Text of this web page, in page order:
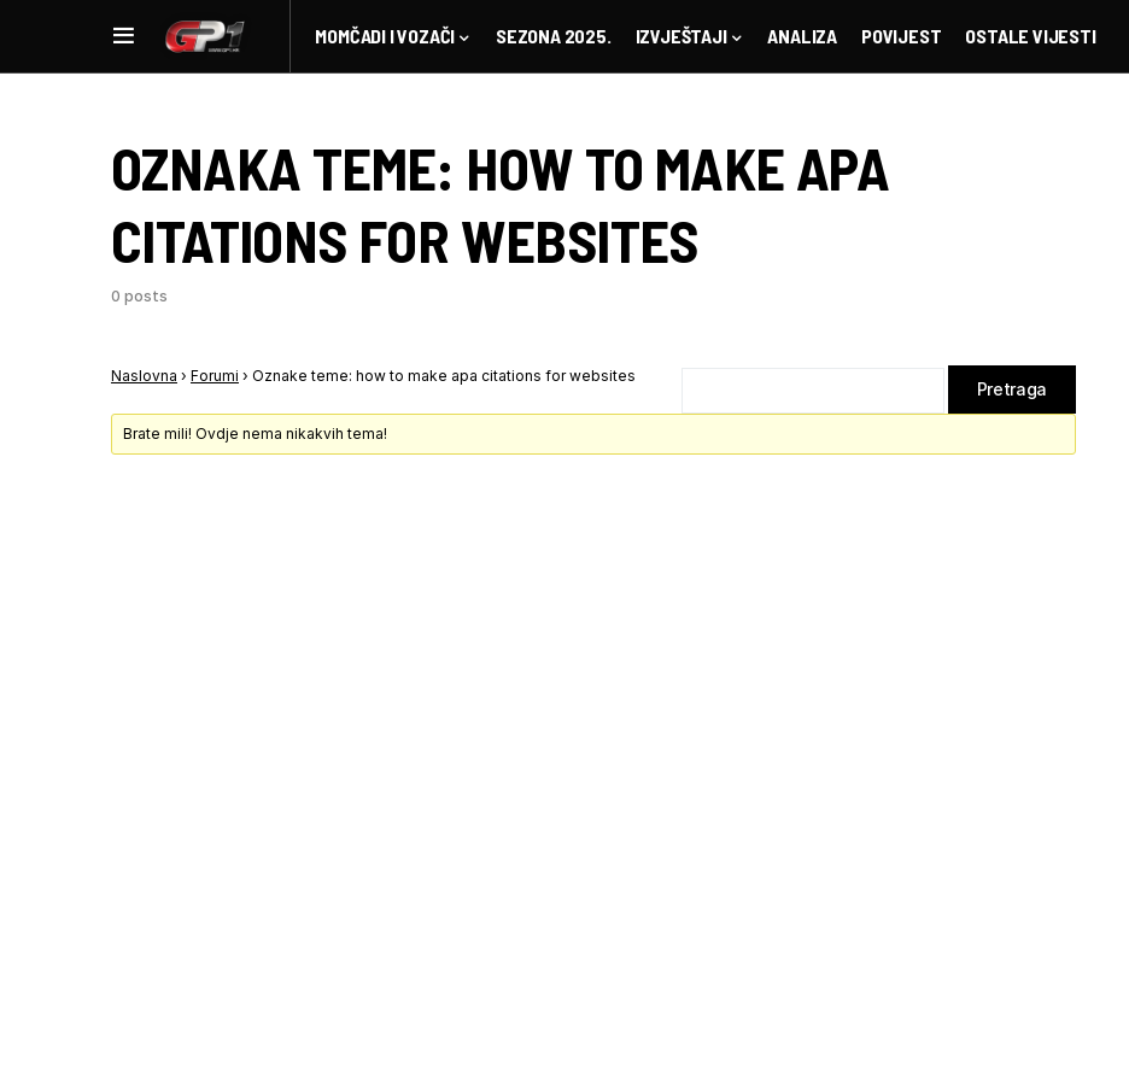
MOMČADI I VOZAČI SEZONA 2025. IZVJEŠTAJI ANALIZA POVIJEST OSTALE VIJESTI
OZNAKA TEME: HOW TO MAKE APA
CITATIONS FOR WEBSITES
0 posts
Naslovna › Forumi › Oznake teme: how to make apa citations for websites
Brate mili! Ovdje nema nikakvih tema!